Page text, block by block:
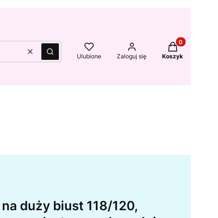
WyczyśćSzukaj Ulubione Zaloguj się
Produkty w
Koszyk
duży biust 118/120,